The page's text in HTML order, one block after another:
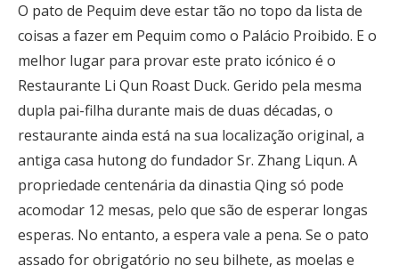
O pato de Pequim deve estar tão no topo da lista de
coisas a fazer em Pequim como o Palácio Proibido. E o
melhor lugar para provar este prato icónico é o
Restaurante Li Qun Roast Duck. Gerido pela mesma
dupla pai-filha durante mais de duas décadas, o
restaurante ainda está na sua localização original, a
antiga casa hutong do fundador Sr. Zhang Liqun. A
propriedade centenária da dinastia Qing só pode
acomodar 12 mesas, pelo que são de esperar longas
esperas. No entanto, a espera vale a pena. Se o pato
assado for obrigatório no seu bilhete, as moelas e